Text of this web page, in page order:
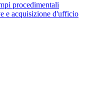
procedimentali
e acquisizione d'ufficio